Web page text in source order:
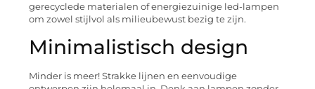
gerecyclede materialen of energiezuinige led-lampen
om zowel stijlvol als milieubewust bezig te zijn.
Minimalistisch design
Minder is meer! Strakke lijnen en eenvoudige